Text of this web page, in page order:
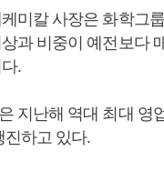
미칼 사장은 화학그
과 비중이 예전보다
.
지난해 역대 최대 영
진하고 있다.